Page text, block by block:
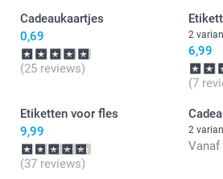
Cadeaukaartjes
0,69
(25 reviews)
2
6,99
(7
Etiketten voor fles
9,99
(37 reviews)
2
Vanaf